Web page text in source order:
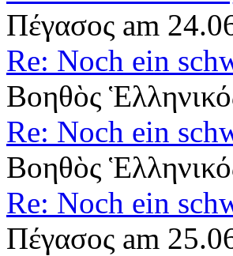
Πέγασος am
Re: Noch ein
Βοηθὸς
Re: Noch ein
Βοηθὸς
Re: Noch ein
Πέγασος am